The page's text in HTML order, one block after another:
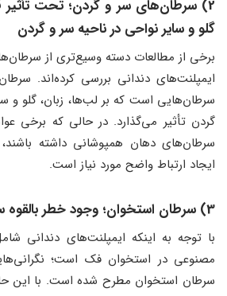
2) سرطان‌های سر و گردن؛ تحت تأثیر
گلو و سایر نواحی در ناحیه سر و گردن
برخی از مطالعات دسته وسیع‌تری از
ایمپلنت‌های دندانی بررسی کرده‌اند.
سرطان‌هایی است که بر لب‌ها، زبان، گلو و
گردن تأثیر می‌گذارد. در حالی که برخی
سرطان‌های دهان همپوشانی داشته
ایجاد ارتباط واضح مورد نیاز است.
3) سرطان استخوان؛ وجود خطر بالقوه سرطان استخوان
با توجه به اینکه ایمپلنت‌های دندانی
مصنوعی در استخوان فک است؛
سرطان استخوان مطرح شده است. با این